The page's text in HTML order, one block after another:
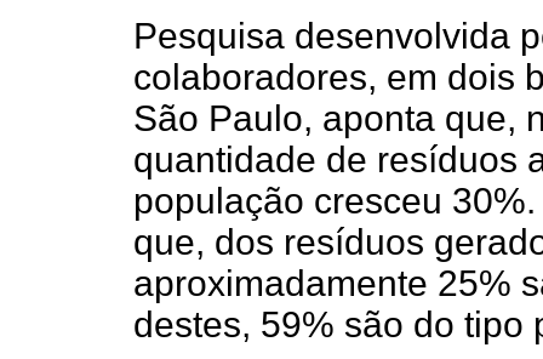
Pesquisa desenvolvida
colaboradores, em dois
São Paulo, aponta que,
quantidade de resíduos
população cresceu
que, dos resíduos
aproximadamente 25%
destes, 59% são do tipo